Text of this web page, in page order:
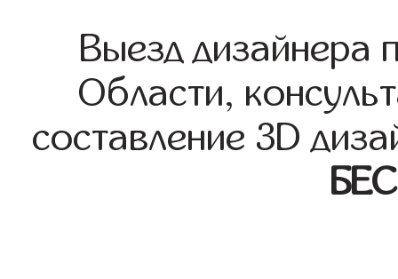
Выезд дизайнера
Области,
составление 3D